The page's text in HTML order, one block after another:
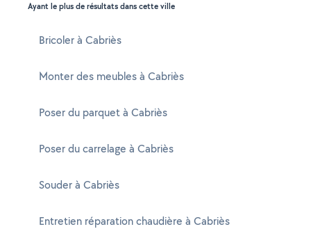
Ayant le plus de résultats dans cette ville
Bricoler à Cabriès
Monter des meubles à Cabriès
Poser du parquet à Cabriès
Poser du carrelage à Cabriès
Souder à Cabriès
Entretien réparation chaudière à Cabriès